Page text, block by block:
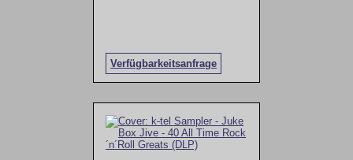
Verfügbarkeitsanfrage